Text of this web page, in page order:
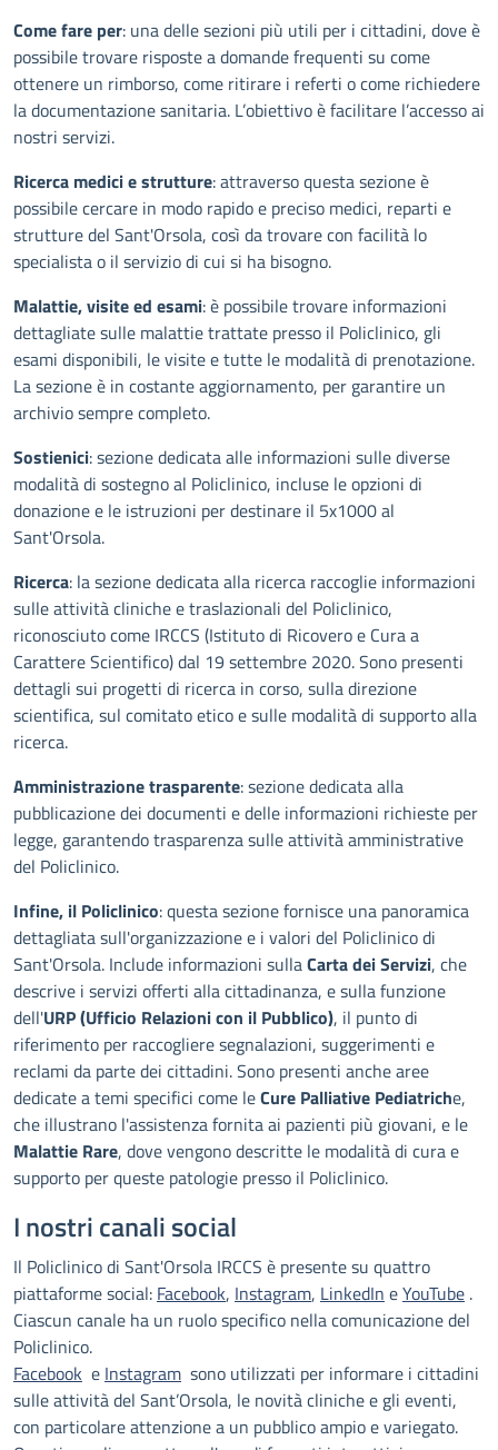
Come fare per: una delle sezioni più utili per i cittadini, dove è
possibile trovare risposte a domande frequenti su come
ottenere un rimborso, come ritirare i referti o come richiedere
la documentazione sanitaria. L’obiettivo è facilitare l’accesso ai
nostri servizi.
Ricerca medici e strutture: attraverso questa sezione è
possibile cercare in modo rapido e preciso medici, reparti e
strutture del Sant'Orsola, così da trovare con facilità lo
specialista o il servizio di cui si ha bisogno.
Malattie, visite ed esami: è possibile trovare informazioni
dettagliate sulle malattie trattate presso il Policlinico, gli
esami disponibili, le visite e tutte le modalità di prenotazione.
La sezione è in costante aggiornamento, per garantire un
archivio sempre completo.
Sostienici: sezione dedicata alle informazioni sulle diverse
modalità di sostegno al Policlinico, incluse le opzioni di
donazione e le istruzioni per destinare il 5x1000 al
Sant'Orsola.
Ricerca: la sezione dedicata alla ricerca raccoglie informazioni
sulle attività cliniche e traslazionali del Policlinico,
riconosciuto come IRCCS (Istituto di Ricovero e Cura a
Carattere Scientifico) dal 19 settembre 2020. Sono presenti
dettagli sui progetti di ricerca in corso, sulla direzione
scientifica, sul comitato etico e sulle modalità di supporto alla
ricerca.
Amministrazione trasparente: sezione dedicata alla
pubblicazione dei documenti e delle informazioni richieste per
legge, garantendo trasparenza sulle attività amministrative
del Policlinico.
Infine, il Policlinico: questa sezione fornisce una panoramica
dettagliata sull'organizzazione e i valori del Policlinico di
Sant'Orsola. Include informazioni sullaCarta dei Servizi, che
descrive i servizi offerti alla cittadinanza, e sulla funzione
dell'URP (Ufficio Relazioni con il Pubblico), il punto di
riferimento per raccogliere segnalazioni, suggerimenti e
reclami da parte dei cittadini. Sono presenti anche aree
dedicate a temi specifici come leCure Palliative Pediatriche,
che illustrano l'assistenza fornita ai pazienti più giovani, e le
Malattie Rare, dove vengono descritte le modalità di cura e
supporto per queste patologie presso il Policlinico.
I nostri canali social
Il Policlinico di Sant'Orsola IRCCS è presente su quattro
piattaforme social: Facebook, Instagram, LinkedIn eYouTube .
Ciascun canale ha un ruolo specifico nella comunicazione del
Policlinico.
Facebook e Instagram sono utilizzati per informare i cittadini
sulle attività del Sant’Orsola, le novità cliniche e gli eventi,
con particolare attenzione a un pubblico ampio e variegato.